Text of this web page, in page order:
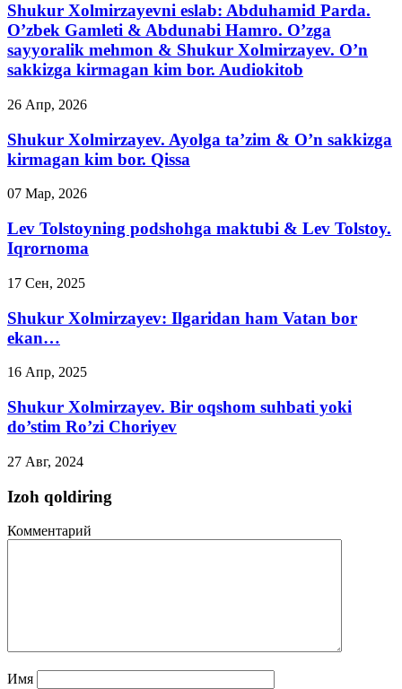
Shukur Xolmirzayevni eslab: Abduhamid Parda.
O’zbek Gamleti & Abdunabi Hamro. O’zga
sayyoralik mehmon & Shukur Xolmirzayev. O’n
sakkizga kirmagan kim bor. Audiokitob
26 Апр, 2026
Shukur Xolmirzayev. Ayolga ta’zim & O’n sakkizga
kirmagan kim bor. Qissa
07 Мар, 2026
Lev Tolstoyning podshohga maktubi & Lev Tolstoy.
Iqrornoma
17 Сен, 2025
Shukur Xolmirzayev: Ilgaridan ham Vatan bor
ekan…
16 Апр, 2025
Shukur Xolmirzayev. Bir oqshom suhbati yoki
do’stim Ro’zi Choriyev
27 Авг, 2024
Izoh qoldiring
Комментарий
Имя